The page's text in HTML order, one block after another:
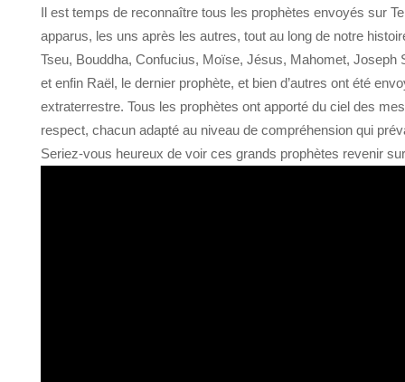
Il est temps de reconnaître tous les prophètes envoyés sur
apparus, les uns après les autres, tout au long de notre
Tseu, Bouddha, Confucius, Moïse, Jésus, Mahomet, Joseph
et enfin Raël, le dernier prophète, et bien d’autres ont été
extraterrestre. Tous les prophètes ont apporté du ciel des
respect, chacun adapté au niveau de compréhension qui
Seriez-vous heureux de voir ces grands prophètes revenir